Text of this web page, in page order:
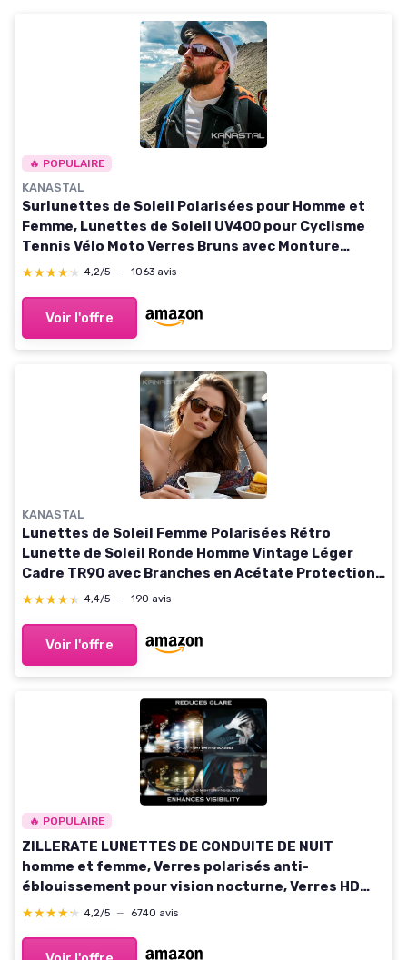
🔥 POPULAIRE
KANASTAL
Surlunettes de Soleil Polarisées pour Homme et
Femme, Lunettes de Soleil UV400 pour Cyclisme
Tennis Vélo Moto Verres Bruns avec Monture
Écaille Rouge
★★★★★
★★★★★ 4,2/5 — 1063 avis
Voir l'offre
KANASTAL
Lunettes de Soleil Femme Polarisées Rétro
Lunette de Soleil Ronde Homme Vintage Léger
Cadre TR90 avec Branches en Acétate Protection
UV400 Monture Léopard/Lentille Marron dans
★★★★★
★★★★★ 4,4/5 — 190 avis
Voir l'offre
🔥 POPULAIRE
ZILLERATE LUNETTES DE CONDUITE DE NUIT
homme et femme, Verres polarisés anti-
éblouissement pour vision nocturne, Verres HD
tintés en jaune, Confortables et légères, Avec étui
★★★★★
★★★★★ 4,2/5 — 6740 avis